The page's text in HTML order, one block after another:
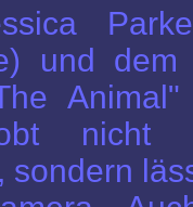
und dem
nicht
sondern